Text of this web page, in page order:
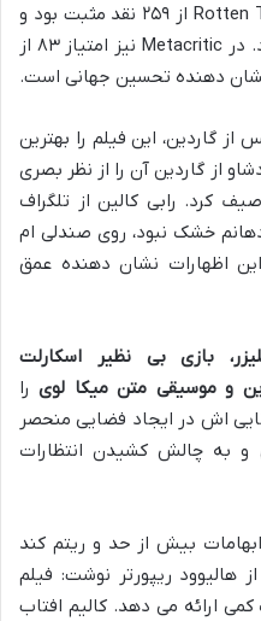
گرفت. در وبسایت Rotten Tomatoes، ۸۳٪ از ۲۵۹ نقد مثبت بود و
میانگین امتیاز ۸.۱ از ۱۰ را کسب کرد. در Metacritic نیز امتیاز ۸۳ از
از گاردین، این فیلم را بهترین
از گاردین آن را از نظر بصری
کرد. رابی کالین از تلگراف
خشک نبود، روی صندلی ام
اظهارات نشان دهنده عمق
بازی بی نظیر اسکارلت
و موسیقی متن میکا لویرا
اش در ایجاد فضایی منحصر
به چالش کشیدن انتظارات
بیش از حد و ریتم کند
هالیوود ریپورتر نوشت: فیلم
کمی ارائه می دهد. کالیم افتاب